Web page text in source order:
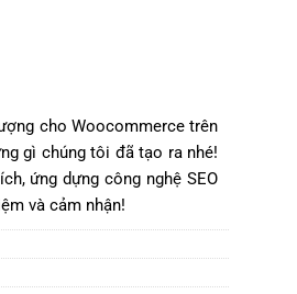
cho Woocommerce trên
gì chúng tôi đã tạo ra nhé!
ứng dựng công nghệ SEO
và cảm nhận!